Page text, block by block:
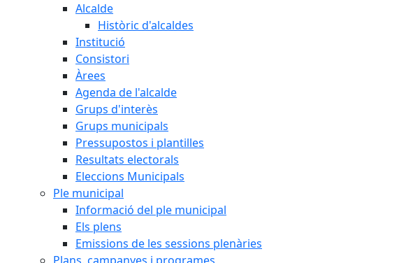
Alcalde
Històric d'alcaldes
Institució
Consistori
Àrees
Agenda de l'alcalde
Grups d'interès
Grups municipals
Pressupostos i plantilles
Resultats electorals
Eleccions Municipals
Ple municipal
Informació del ple municipal
Els plens
Emissions de les sessions plenàries